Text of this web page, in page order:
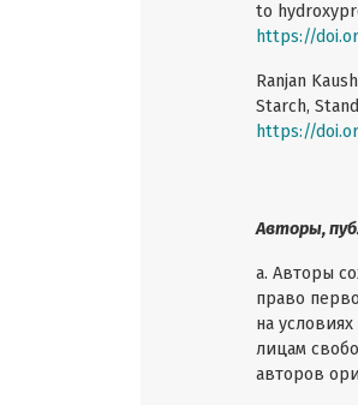
to
https://
Ranjan
Starch,
https://
Авторы,
a. Авторы
право
на
лицам
авторов